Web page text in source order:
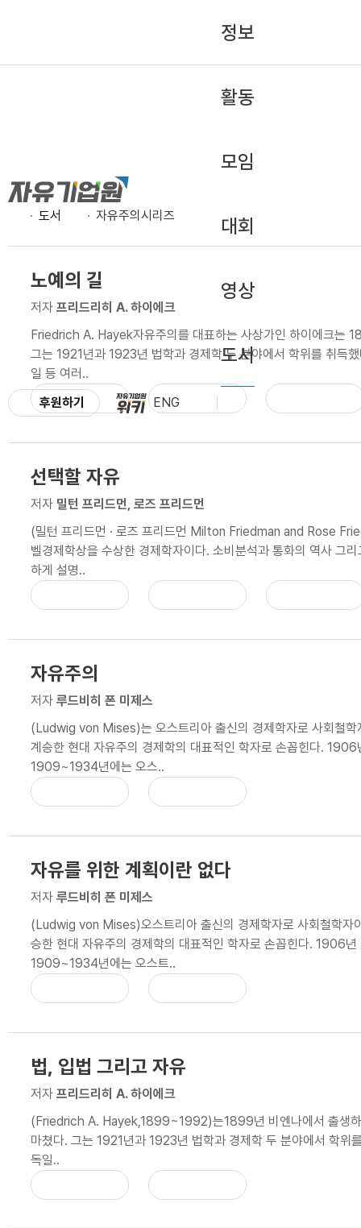
정보
활동
모임
대회
영상
도서
후원하기 ENG
도서 자유주의시리즈
노예의 길
저자 프리드리히 A. 하이에크
Friedrich A. Hayek자유주의를 대표하는 사상가인 하이에크는
그는 1921년과 1923년 법학과 경제학 두 분야에서 학위를 취득
일 등 여러..
선택할 자유
저자 밀턴 프리드먼, 로즈 프리드먼
(밀턴 프리드먼 · 로즈 프리드먼 Milton Friedman and Rose
벨경제학상을 수상한 경제학자이다. 소비분석과 통화의 역사 그
하게 설명..
자유주의
저자 루드비히 폰 미제스
(Ludwig von Mises)는 오스트리아 출신의 경제학자로 사회철학
계승한 현대 자유주의 경제학의 대표적인 학자로 손꼽힌다.
1909~1934년에는 오스..
자유를 위한 계획이란 없다
저자 루드비히 폰 미제스
(Ludwig von Mises)오스트리아 출신의 경제학자로 사회철학자
승한 현대 자유주의 경제학의 대표적인 학자로 손꼽힌다. 1906
1909~1934년에는 오스트..
법, 입법 그리고 자유
저자 프리드리히 A. 하이에크
(Friedrich A. Hayek,1899~1992)는1899년 비엔나에서 출생
마쳤다. 그는 1921년과 1923년 법학과 경제학 두 분야에서 학위
독일..